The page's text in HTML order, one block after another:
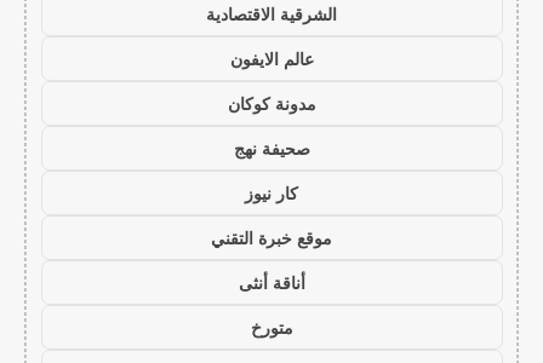
الشرقية الاقتصادية
عالم الايفون
مدونة كوكان
صحيفة نهج
كار نيوز
موقع خبرة التقني
أناقة أنثى
متورخ